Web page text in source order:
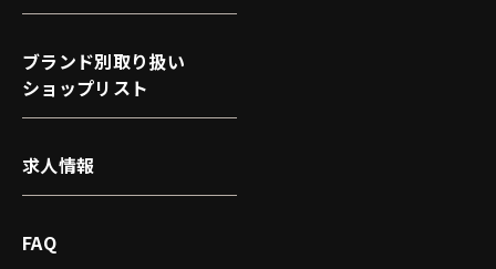
ブランド別取り扱い
ショップリスト
求人情報
FAQ